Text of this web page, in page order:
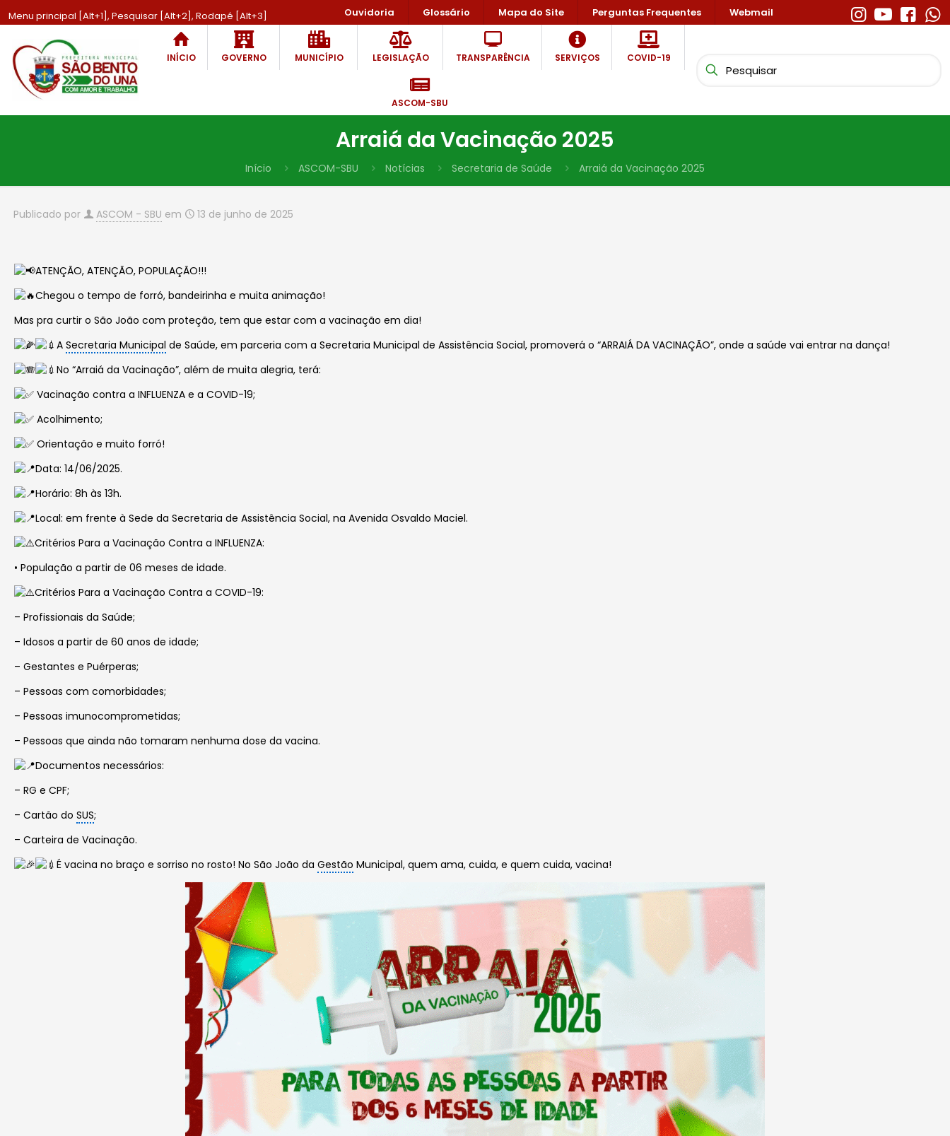
Menu principal [Alt+1], Pesquisar [Alt+2], Rodapé [Alt+3] Ouvidoria Glossário Mapa do Site Perguntas Frequentes Webmail
INÍCIO GOVERNO MUNICÍPIO LEGISLAÇÃO TRANSPARÊNCIA SERVIÇOS COVID-19
ASCOM-SBU
Arraiá da Vacinação 2025
Início ASCOM-SBU Notícias Secretaria de Saúde Arraiá da Vacinação 2025
Publicado por ASCOM - SBU em 13 de junho de 2025
ATENÇÃO, ATENÇÃO, POPULAÇÃO!!!
Chegou o tempo de forró, bandeirinha e muita animação!
Mas pra curtir o São João com proteção, tem que estar com a vacinação em dia!
ASecretaria Municipal de Saúde, em parceria com a Secretaria Municipal de Assistência Social, promoverá o “ARRAIÁ DA VACINAÇÃO”, onde a saúde vai entrar na dança!
No “Arraiá da Vacinação”, além de muita alegria, terá:
Vacinação contra a INFLUENZA e a COVID-19;
Acolhimento;
Orientação e muito forró!
Data: 14/06/2025.
Horário: 8h às 13h.
Local: em frente à Sede da Secretaria de Assistência Social, na Avenida Osvaldo Maciel.
Critérios Para a Vacinação Contra a INFLUENZA:
• População a partir de 06 meses de idade.
Critérios Para a Vacinação Contra a COVID-19:
– Profissionais da Saúde;
– ⁠Idosos a partir de 60 anos de idade;
– ⁠Gestantes e Puérperas;
– ⁠Pessoas com comorbidades;
– ⁠Pessoas imunocomprometidas;
– ⁠Pessoas que ainda não tomaram nenhuma dose da vacina.
Documentos necessários:
– RG e CPF;
– ⁠Cartão doSUS;
– Carteira de Vacinação.
É vacina no braço e sorriso no rosto! No São João daGestão Municipal, quem ama, cuida, e quem cuida, vacina!